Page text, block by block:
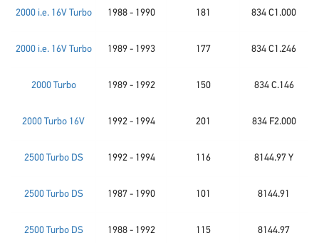
2000 i.e. 16V Turbo 1988 - 1990 181 834 C1.000
2000 i.e. 16V Turbo 1989 - 1993 177 834 C1.246
2000 Turbo 1989 - 1992 150 834 C.146
2000 Turbo 16V 1992 - 1994 201 834 F2.000
2500 Turbo DS 1992 - 1994 116 8144.97 Y
2500 Turbo DS 1987 - 1990 101 8144.91
2500 Turbo DS 1988 - 1992 115 8144.97